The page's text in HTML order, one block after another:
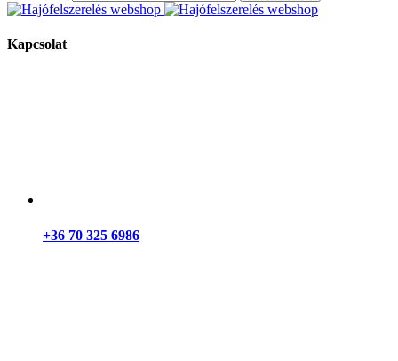
Kapcsolat
+36 70 325 6986